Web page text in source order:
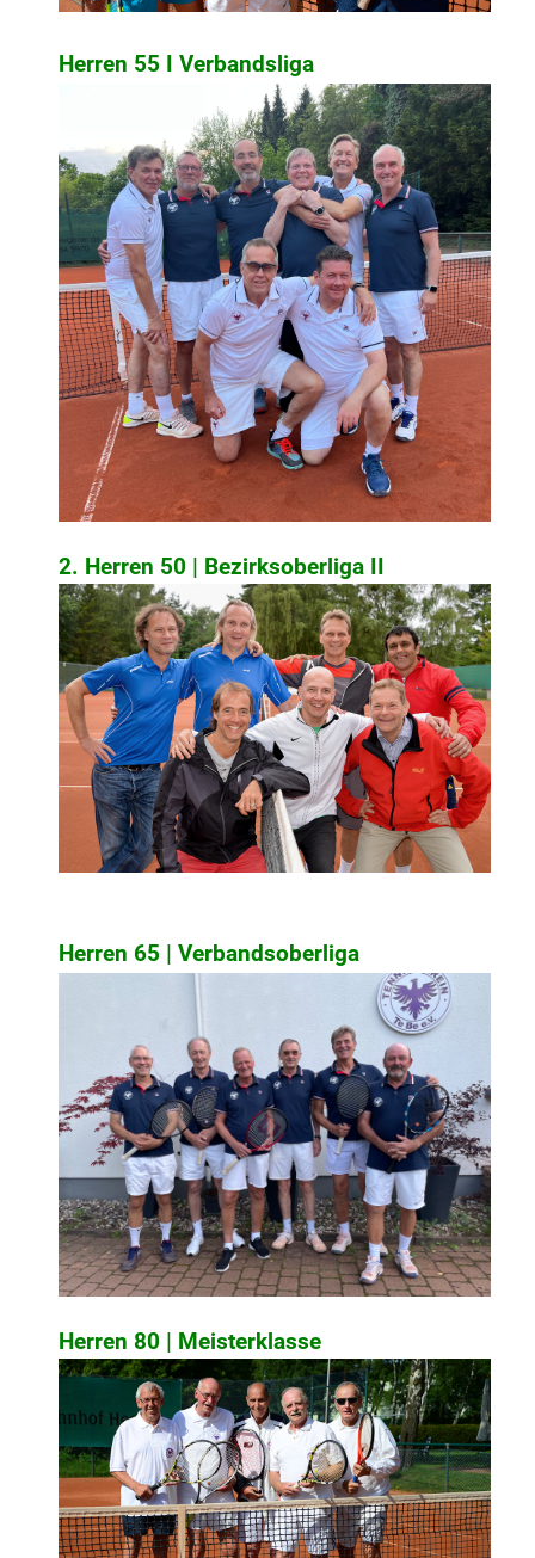
Herren 55 I Verbandsliga
2. Herren 50 | Bezirksoberliga II
Herren 65 | Verbandsoberliga
Herren 80 | Meisterklasse